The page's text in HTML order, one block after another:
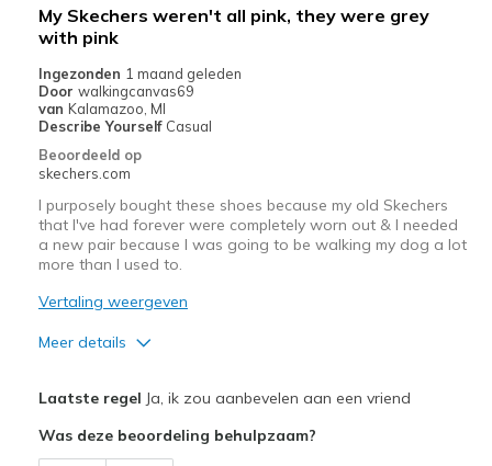
View On Shoes Shoes are for Wearing
My Skechers weren't all pink, they were grey
with pink
Ingezonden 1 maand geleden
Door walkingcanvas69
van Kalamazoo, MI
Describe Yourself Casual
Beoordeeld op
skechers.com
I purposely bought these shoes because my old Skechers
that I've had forever were completely worn out & I needed
a new pair because I was going to be walking my dog a lot
more than I used to.
Vertaling weergeven
Meer details
Washable
Laatste regel Ja, ik zou aanbevelen aan een vriend
Was deze beoordeling behulpzaam?